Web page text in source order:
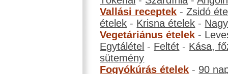
Vallási receptek -Zsidó
ételek - Krisna ételek -
Vegetáriánus ételek -
Egytálétel - Feltét - Kása,
sütemény
Fogyókúrás ételek - 90